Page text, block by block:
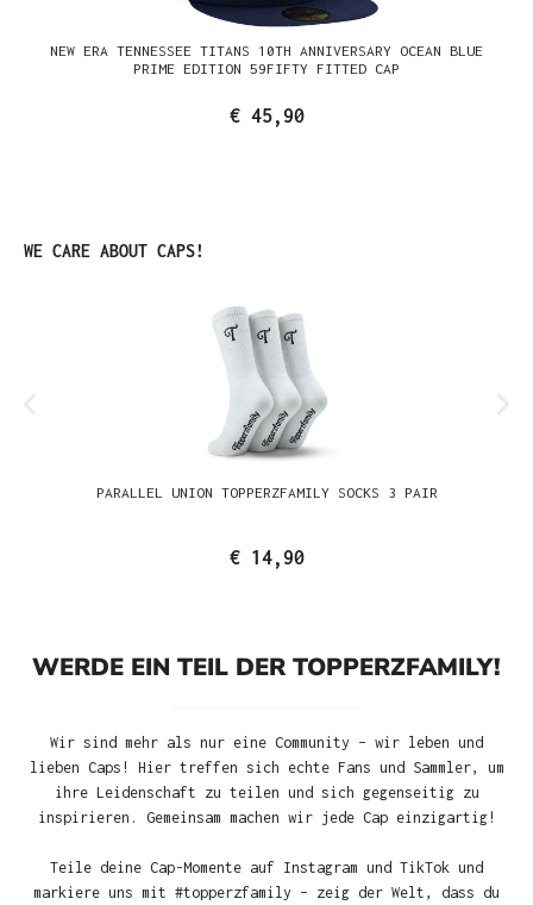
NEW ERA TENNESSEE TITANS 10TH ANNIVERSARY OCEAN BLUE
PRIME EDITION 59FIFTY FITTED CAP
€ 45,90
Produktgalerie überspringen
WE CARE ABOUT CAPS!
PARALLEL UNION TOPPERZFAMILY SOCKS 3 PAIR
€ 14,90
WERDE EIN TEIL DER TOPPERZFAMILY!
Wir sind mehr als nur eine Community – wir leben und
lieben Caps! Hier treffen sich echte Fans und Sammler, um
ihre Leidenschaft zu teilen und sich gegenseitig zu
inspirieren. Gemeinsam machen wir jede Cap einzigartig!
Teile deine Cap-Momente auf Instagram und TikTok und
markiere uns mit #topperzfamily – zeig der Welt, dass du